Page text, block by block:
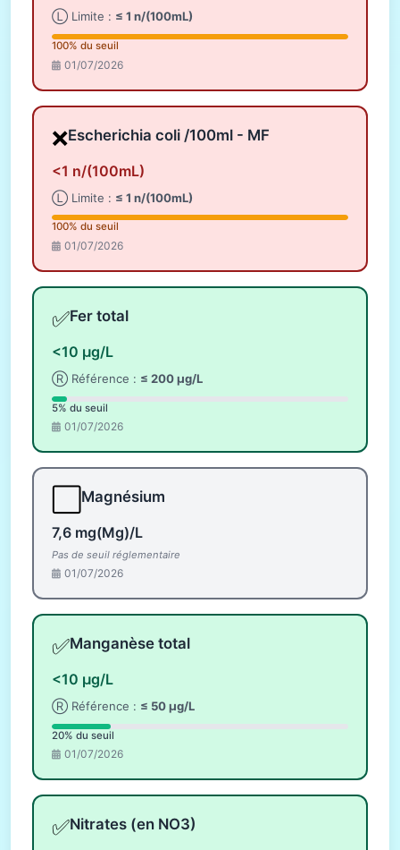
Ⓛ Limite : ≤ 1 n/(100mL)
100% du seuil
01/07/2026
❌Escherichia coli /100ml - MF
<1 n/(100mL)
Ⓛ Limite : ≤ 1 n/(100mL)
100% du seuil
01/07/2026
✅Fer total
<10 µg/L
Ⓡ Référence : ≤ 200 µg/L
5% du seuil
01/07/2026
Magnésium
7,6 mg(Mg)/L
Pas de seuil réglementaire
01/07/2026
✅Manganèse total
<10 µg/L
Ⓡ Référence : ≤ 50 µg/L
20% du seuil
01/07/2026
✅Nitrates (en NO3)